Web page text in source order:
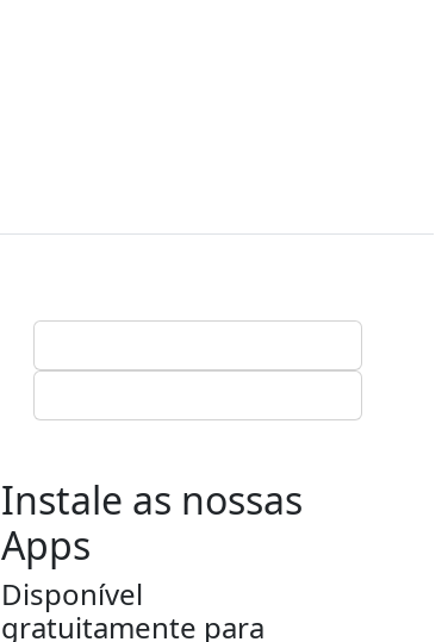
Instale as nossas
Apps
Disponível
gratuitamente para